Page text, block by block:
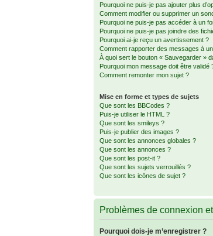
Pourquoi ne puis-je pas ajouter plus
Comment modifier ou supprimer un
Pourquoi ne puis-je pas accéder à un
Pourquoi ne puis-je pas joindre des
Pourquoi ai-je reçu un avertissement ?
Comment rapporter des messages à
À quoi sert le bouton « Sauvegarder »
Pourquoi mon message doit être validé
Comment remonter mon sujet ?
Mise en forme et types de sujets
Que sont les BBCodes ?
Puis-je utiliser le HTML ?
Que sont les smileys ?
Puis-je publier des images ?
Que sont les annonces globales ?
Que sont les annonces ?
Que sont les post-it ?
Que sont les sujets verrouillés ?
Que sont les icônes de sujet ?
Problèmes de connexion
Pourquoi dois-je m’enregistrer ?